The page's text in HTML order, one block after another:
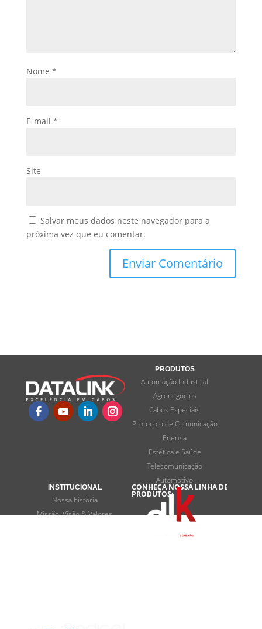
Nome *
E-mail *
Site
Salvar meus dados neste navegador para a
próxima vez que eu comentar.
PRODUTOS
Automação Industrial
Agronegócios
Cabos Especiais
Protocolo de Comunicação
Energia
Estética e Saúde
Telecomunicação
Automotivo
INSTITUCIONAL
Nossa história
Missão, Visão & Valores
CONHEÇA NOSSA LINHA DE
PRODUTOS: